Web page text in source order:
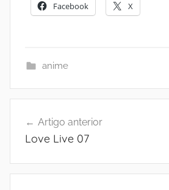
Facebook X
anime
de
Artigo anterior
Love Live 07